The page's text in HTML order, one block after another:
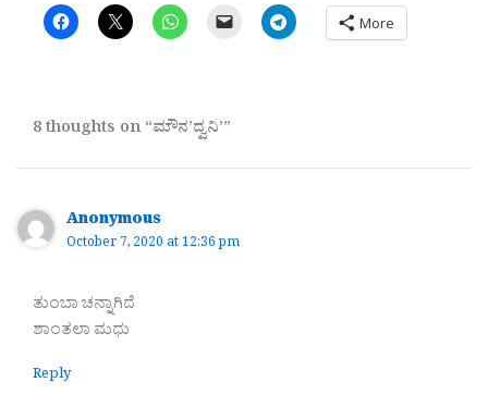
More
8 thoughts on “ಮೌನ’ದ್ವನಿ’”
Anonymous
October 7, 2020 at 12:36 pm
ತುಂಬಾ ಚನ್ನಾಗಿದೆ
ಶಾಂತಲಾ ಮಧು
Reply